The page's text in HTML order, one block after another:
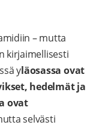
– mutta
kirjaimellisesti
yläosassa ovat
hedelmät ja
ovat
selvästi